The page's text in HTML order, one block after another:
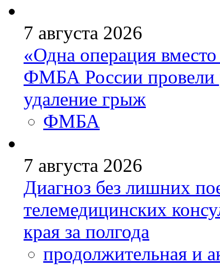
7 августа 2026
«Одна операция
ФМБА России провели
удаление грыж
ФМБА
7 августа 2026
Диагноз без лишних
телемедицинских
края за полгода
продолжительная и